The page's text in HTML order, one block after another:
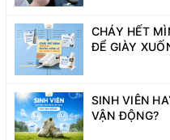
CHÁY HẾT
ĐỂ GIÀY
SINH VIÊN
VẬN ĐỘNG?